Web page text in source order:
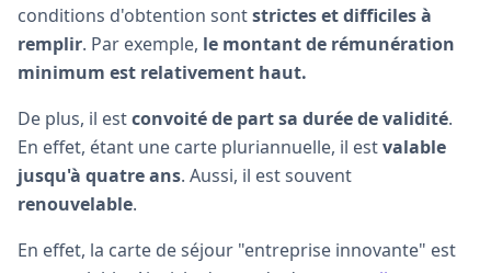
conditions d'obtention sontstrictes et difficiles à
remplir. Par exemple, le montant de rémunération
minimum est relativement haut.
De plus, il estconvoitéde part sa durée de validité.
En effet, étant une carte pluriannuelle, il estvalable
jusqu'à quatre ans. Aussi, il est souvent
renouvelable.
En effet, la carte de séjour "entreprise innovante" est